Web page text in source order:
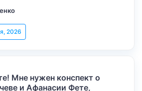
2026
Мне нужен конспект о
и Афанасии Фете,